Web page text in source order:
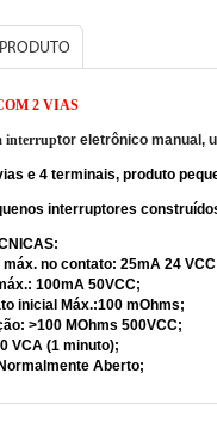
2 VIAS
interruptoreletrônico manual, u
e 4 terminais, produto
interruptores
no contato: 25mA 24
100mA 50VCC;
inicial Máx.:100 mOhms;
>100 MOhms 500VCC;
VCA (1 minuto);
Aberto;